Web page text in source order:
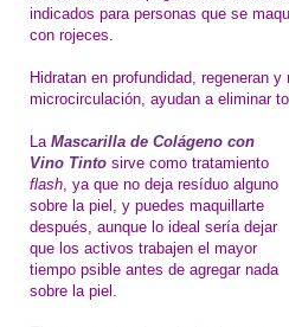
indicados para personas que se
con rojeces.
Hidratan en profundidad, regeneran
microcirculación, ayudan a eliminar
La Mascarilla de Colágeno con
Vino Tinto sirve como tratamiento
flash, ya que no deja resíduo alguno
sobre la piel, y puedes maquillarte
después, aunque lo ideal sería dejar
que los activos trabajen el mayor
tiempo psible antes de agregar nada
sobre la piel.